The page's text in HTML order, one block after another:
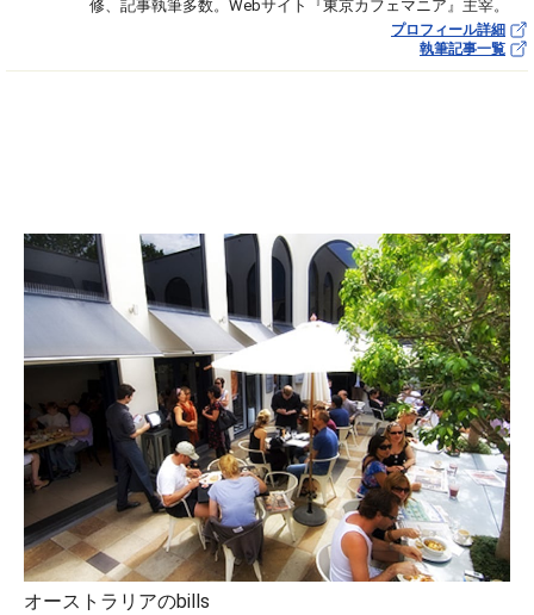
修、記事執筆多数。Webサイト『東京カフェマニア』主宰。
プロフィール詳細
執筆記事一覧
オーストラリアのbills